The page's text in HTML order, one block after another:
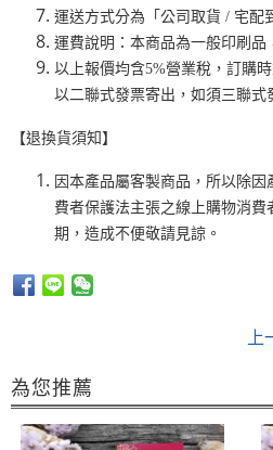
運送方式分為「公司取貨 / 宅配
運費說明：本商品為一般印刷品
以上報價均含5%營業稅，訂購
以二聯式發票寄出，如須三聯式
【退換貨須知】
因本產品屬客製商品，所以除 因
費者保護法主張之線上購物消費
期，造成不便敬請見諒 。
上
為您推薦